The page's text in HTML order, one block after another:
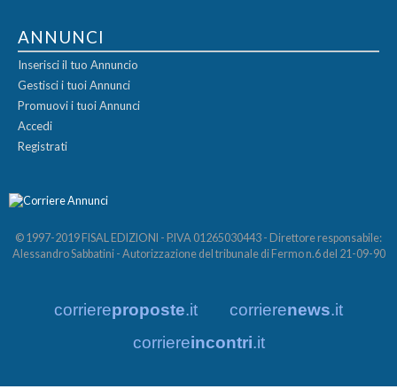
ANNUNCI
Inserisci il tuo Annuncio
Gestisci i tuoi Annunci
Promuovi i tuoi Annunci
Accedi
Registrati
© 1997-2019 FISAL EDIZIONI - P.IVA 01265030443 - Direttore responsabile:
Alessandro Sabbatini - Autorizzazione del tribunale di Fermo n.6 del 21-09-90
corriereproposte.it corrierenews.it
corriereincontri.it